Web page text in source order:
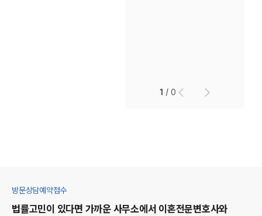
1 /0
방문상담예약접수
법률고민이 있다면 가까운 사무소에서 이혼전문변호사와